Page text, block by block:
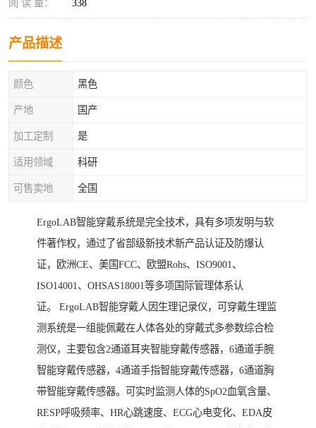
阅 读 量： 338
产品描述
颜色 黑色
产地 国产
加工定制 是
适用领域 科研
可售卖地 全国
ErgoLAB智能穿戴系统是完全技术，具有多项发明与软
件著作权，通过了省部级新技术新产品认证及防爆认
证，欧洲CE、美国FCC、欧盟Rohs、ISO9001、
ISO14001、OHSAS18001等多项国际管理体系认
证。 ErgoLAB智能穿戴人因生理记录仪，可穿戴生理监
测系统是一组能佩戴在人体各处的穿戴式多参数综合检
测仪，主要包含2通道耳夹智能穿戴传感器，6通道手腕
智能穿戴传感器，4通道手指智能穿戴传感器，6通道胸
带智能穿戴传感器。可实时监测人体的SpO2血氧含量、
RESP呼吸频率、HR心跳速度、ECG心电变化、EDA皮